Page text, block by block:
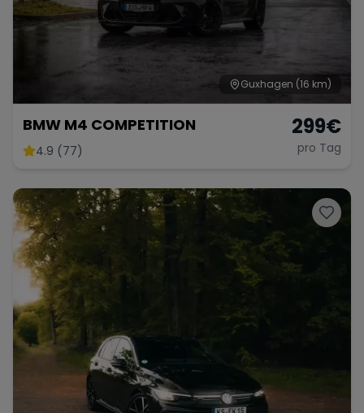
Range Rover Corvette
Guxhagen (16 km)
BMW M4 COMPETITION
4.9 (77)
299€
pro Tag